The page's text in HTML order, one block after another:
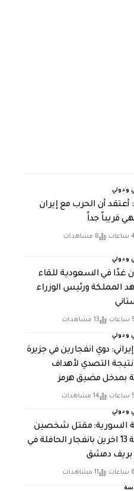
ودولي
أعتقد أن الحرب مع إيران
قريباً جداً
8 مشاهدات
ودولي
غدًا في السعودية للقاء
المملكة ورئيس الوزراء
13 مشاهدات
ودولي
دوي انفجارين في جزيرة
التصدي لأهداف
بمدخل مضيق هرمز
14 مشاهدات
ودولي
السورية: مقتل شخصين
وإصابة 13 اخرين بانفجار الحافلة في
بريف دمشق
11 مشاهدات